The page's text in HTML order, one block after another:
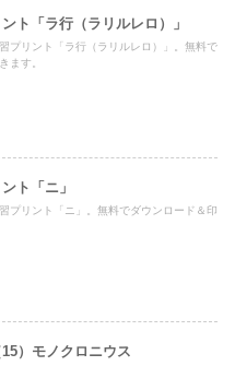
ト「ラ行（ラリルレロ）」
プリント「ラ行（ラリルレロ）」。無料で
ます。
ト「ニ」
プリント「ニ」。無料でダウンロード＆印
）モノクロニウス